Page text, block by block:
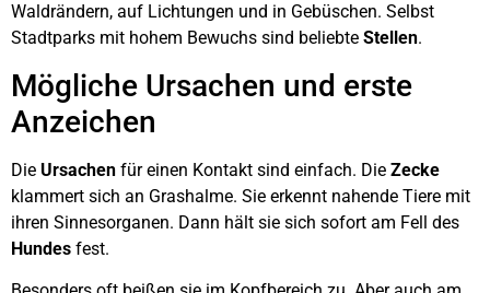
Waldrändern, auf Lichtungen und in Gebüschen. Selbst
Stadtparks mit hohem Bewuchs sind beliebte Stellen.
Mögliche Ursachen und erste
Anzeichen
Die Ursachen für einen Kontakt sind einfach. Die Zecke
klammert sich an Grashalme. Sie erkennt nahende Tiere mit
ihren Sinnesorganen. Dann hält sie sich sofort am Fell des
Hundes fest.